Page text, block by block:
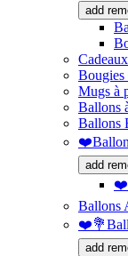
add
Cadeaux
Bougies
Mugs à
Ballons
Ballons
add
Ballons
add